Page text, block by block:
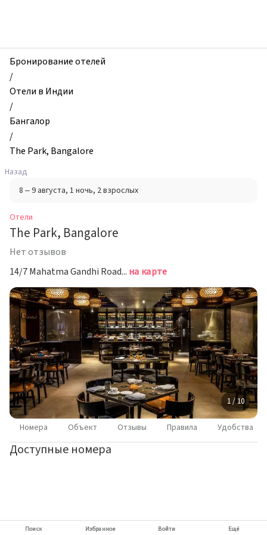
The
Park,
Bangalore,
Бангалор,
Индия
Бронирование отелей
/
Отели в Индии
/
Бангалор
/
The Park, Bangalore
Назад
8 – 9 августа, 1 ночь, 2 взрослых
Отели
The Park, Bangalore
Нет отзывов
14/7 Mahatma Gandhi Road, Бангалор на карте
1 / 10
Номера Объект Отзывы Правила Удобства
Доступные номера
Поиск Избранное Войти Ещё